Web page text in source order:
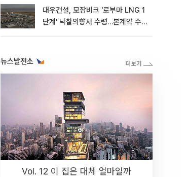
대우건설, 모잠비크 '로부마 LNG 1
단계' 낙찰의향서 수령…본계약 수
뉴스발전소
Vol. 12 이 집은 대체 얼마일까